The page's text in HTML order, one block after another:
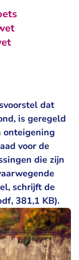
dat
is geregeld
onteigening
voor de
die zijn
schrijft de
381,1 KB).